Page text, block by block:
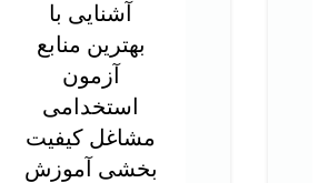
آشنایی با
بهترین منابع
آزمون
استخدامی
مشاغل کیفیت
بخشی آموزش